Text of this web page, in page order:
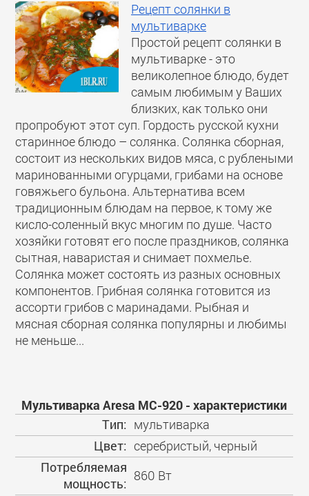
Рецепт солянки в
мультиварке
Простой рецепт солянки в
мультиварке - это
великолепное блюдо, будет
самым любимым у Ваших
близких, как только они
пропробуют этот суп. Гордость русской кухни
старинное блюдо – солянка. Солянка сборная,
состоит из нескольких видов мяса, с рублеными
маринованными огурцами, грибами на основе
говяжьего бульона. Альтернатива всем
традиционным блюдам на первое, к тому же
кисло-соленный вкус многим по душе. Часто
хозяйки готовят его после праздников, солянка
сытная, наваристая и снимает похмелье.
Солянка может состоять из разных основных
компонентов. Грибная солянка готовится из
ассорти грибов с маринадами. Рыбная и
мясная сборная солянка популярны и любимы
не меньше...
Мультиварка Aresa MC-920 - характеристики
Тип: мультиварка
Цвет: серебристый, черный
Потребляемая
мощность:
860 Вт